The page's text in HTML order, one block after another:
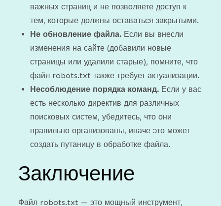
важных страниц и не позволяете доступ к
тем, которые должны оставаться закрытыми.
Не обновление файла. Если вы внесли
изменения на сайте (добавили новые
страницы или удалили старые), помните, что
файл robots.txt также требует актуализации.
Несоблюдение порядка команд. Если у вас
есть несколько директив для различных
поисковых систем, убедитесь, что они
правильно организованы, иначе это может
создать путаницу в обработке файла.
Заключение
Файл robots.txt — это мощный инструмент,